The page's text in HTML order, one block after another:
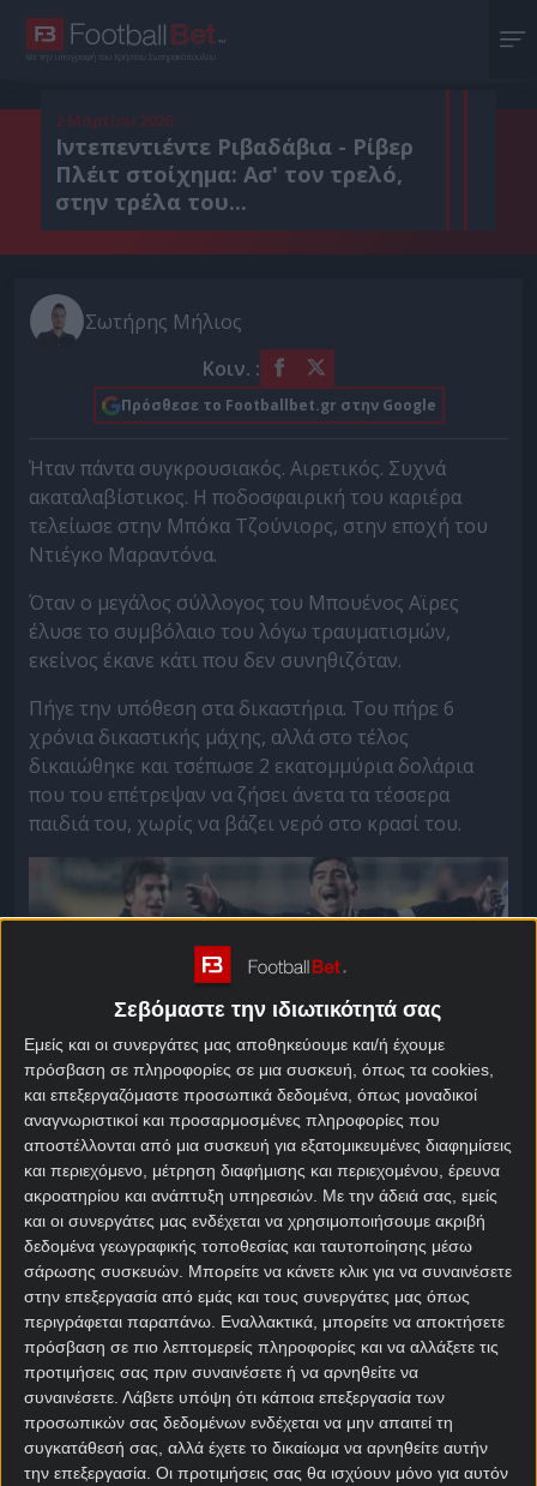
Σεβόμαστε την ιδιωτικότητά σας
Εμείς και οι συνεργάτες μας αποθηκεύουμε και/ή έχουμε
πρόσβαση σε πληροφορίες σε μια συσκευή, όπως τα cookies,
και επεξεργαζόμαστε προσωπικά δεδομένα, όπως μοναδικοί
αναγνωριστικοί και προσαρμοσμένες πληροφορίες που
αποστέλλονται από μια συσκευή για εξατομικευμένες διαφημίσεις
και περιεχόμενο, μέτρηση διαφήμισης και περιεχομένου, έρευνα
ακροατηρίου και ανάπτυξη υπηρεσιών. Με την άδειά σας, εμείς
και οι συνεργάτες μας ενδέχεται να χρησιμοποιήσουμε ακριβή
δεδομένα γεωγραφικής τοποθεσίας και ταυτοποίησης μέσω
σάρωσης συσκευών. Μπορείτε να κάνετε κλικ για να συναινέσετε
στην επεξεργασία από εμάς και τους συνεργάτες μας όπως
περιγράφεται παραπάνω. Εναλλακτικά, μπορείτε να αποκτήσετε
πρόσβαση σε πιο λεπτομερείς πληροφορίες και να αλλάξετε τις
προτιμήσεις σας πριν συναινέσετε ή να αρνηθείτε να
συναινέσετε. Λάβετε υπόψη ότι κάποια επεξεργασία των
προσωπικών σας δεδομένων ενδέχεται να μην απαιτεί τη
συγκατάθεσή σας, αλλά έχετε το δικαίωμα να αρνηθείτε αυτήν
την επεξεργασία. Οι προτιμήσεις σας θα ισχύουν μόνο για αυτόν
Με την υπογραφή του Χρήστου Σωτηρακόπουλου
2 Μαρτίου 2026
Ιντεπεντιέντε Ριβαδάβια - Ρίβερ
Πλέιτ στοίχημα: Ασ' τον τρελό,
στην τρέλα του...
Σωτήρης Μήλιος
Κοιν. :
Πρόσθεσε το Footballbet.gr στην Google
Ήταν πάντα συγκρουσιακός. Αιρετικός. Συχνά
ακαταλαβίστικος. Η ποδοσφαιρική του καριέρα
τελείωσε στην Μπόκα Τζούνιορς, στην εποχή του
Ντιέγκο Μαραντόνα.
Όταν ο μεγάλος σύλλογος του Μπουένος Αϊρες
έλυσε το συμβόλαιο του λόγω τραυματισμών,
εκείνος έκανε κάτι που δεν συνηθιζόταν.
Πήγε την υπόθεση στα δικαστήρια. Του πήρε 6
χρόνια δικαστικής μάχης, αλλά στο τέλος
δικαιώθηκε και τσέπωσε 2 εκατομμύρια δολάρια
που του επέτρεψαν να ζήσει άνετα τα τέσσερα
παιδιά του, χωρίς να βάζει νερό στο κρασί του.
Γι’ αυτό και στην προπονητική του καριέρα ήταν
πάντα αντισυμβατικός. Ξεκίνησε ως βοηθός του
Μαρσέλο Μπιέλσα στην Εθνική Χιλής, οι βάσεις, οι
παραστάσεις, οι εικόνες που πήρε ήταν από τον
καλύτερο.
Αντικατέστησε τον Τάτα Μαρτίνο στη Νιούελς, όταν
εκείνος πήγε στην Μπαρτσελόνα και έχασε το
πρωτάθλημα στην τελευταία αγωνιστική.
Κι από εκεί ξεκινάει μία παράξενη πορεία γεμάτη
συγκρούσεις. Επέλεξε τη μικρούλα Αλντοσίβι, όμως